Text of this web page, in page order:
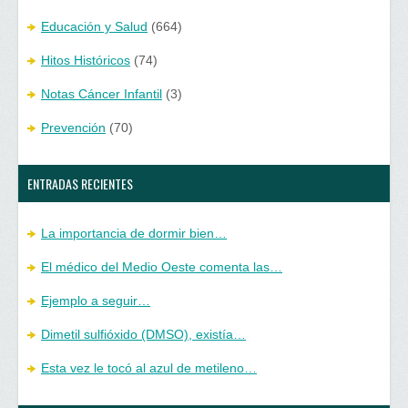
Educación y Salud (664)
Hitos Históricos (74)
Notas Cáncer Infantil (3)
Prevención (70)
ENTRADAS RECIENTES
La importancia de dormir bien…
El médico del Medio Oeste comenta las…
Ejemplo a seguir…
Dimetil sulfióxido (DMSO), existía…
Esta vez le tocó al azul de metileno…